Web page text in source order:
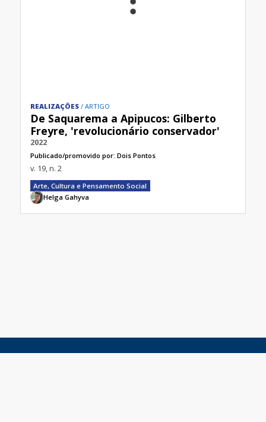
REALIZAÇÕES ARTIGO
De Saquarema a Apipucos: Gilberto
Freyre, 'revolucionário conservador'
2022
Publicado/promovido por: Dois Pontos
v. 19, n. 2
Arte, Cultura e Pensamento Social
Helga Gahyva